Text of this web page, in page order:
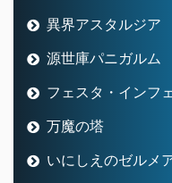
異界アスタルジア
源世庫パニガルム
フェスタ・インフ
万魔の塔
いにしえのゼルメ